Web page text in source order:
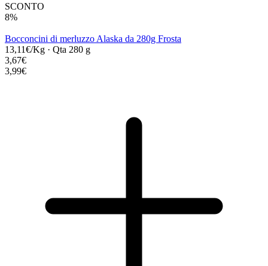
SCONTO
8%
Bocconcini di merluzzo Alaska da 280g Frosta
13,11€/Kg · Qta 280 g
3,67€
3,99€